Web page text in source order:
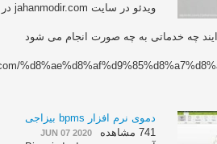
ویدئو در سایت jahanmodir.com در بخش ویدئوها می باشد.
چه خدماتی به چه صورت انجام می شود
دموی نرم افزار bpms بیزاجی
741 مشاهده
JUN 07 2020